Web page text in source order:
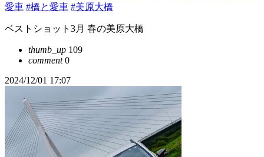
愛車 #橋と愛車 #美原大橋
ベストショット3月 春の美原大橋
thumb_up 109
comment0
2024/12/01 17:07